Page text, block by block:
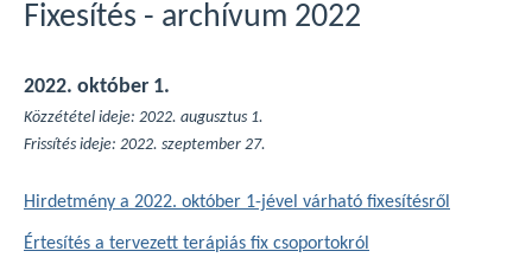
Fixesítés - archívum 2022
2022. október 1.
Közzététel ideje: 2022. augusztus 1.
Frissítés ideje: 2022. szeptember 27.
Hirdetmény a 2022. október 1-jével várható fixesítésről
Értesítés a tervezett terápiás fix csoportokról